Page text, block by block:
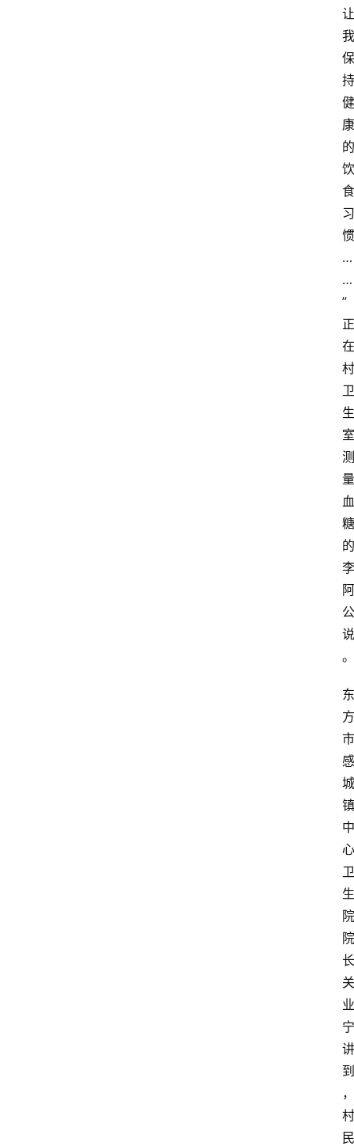
让
我
保
持
健
康
的
饮
食
习
惯
…
…
”
正
在
村
卫
生
室
测
量
血
糖
的
李
阿
公
说
。
东
方
市
感
城
镇
中
心
卫
生
院
院
长
关
业
宁
讲
到
，
村
民